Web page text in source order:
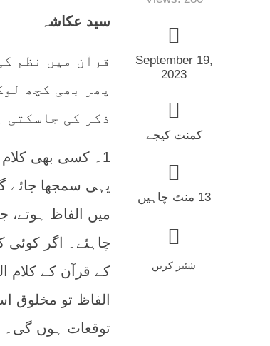
September 19,
2023
کمنت کیجے
13 منٹ چاہیں
شئیر کریں
سید عکاشہ
قرآن میں نظم
پھر بھی کچھ
ذکر کی جاسکتی
1۔ کسی بھی
یہی سمجھا جائے
میں الفاظ
چاہئے۔ اگر کوئی
کے قرآن کے کلام
الفاظ تو مخلوق
توقعات ہوں گی۔